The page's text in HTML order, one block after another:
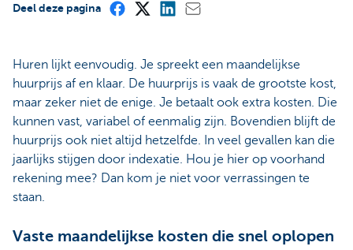
Deel deze pagina
Huren lijkt eenvoudig. Je spreekt een maandelijkse
huurprijs af en klaar. De huurprijs is vaak de grootste kost,
maar zeker niet de enige. Je betaalt ook extra kosten. Die
kunnen vast, variabel of eenmalig zijn. Bovendien blijft de
huurprijs ook niet altijd hetzelfde. In veel gevallen kan die
jaarlijks stijgen door indexatie. Hou je hier op voorhand
rekening mee? Dan kom je niet voor verrassingen te
staan.
Vaste maandelijkse kosten die snel oplopen